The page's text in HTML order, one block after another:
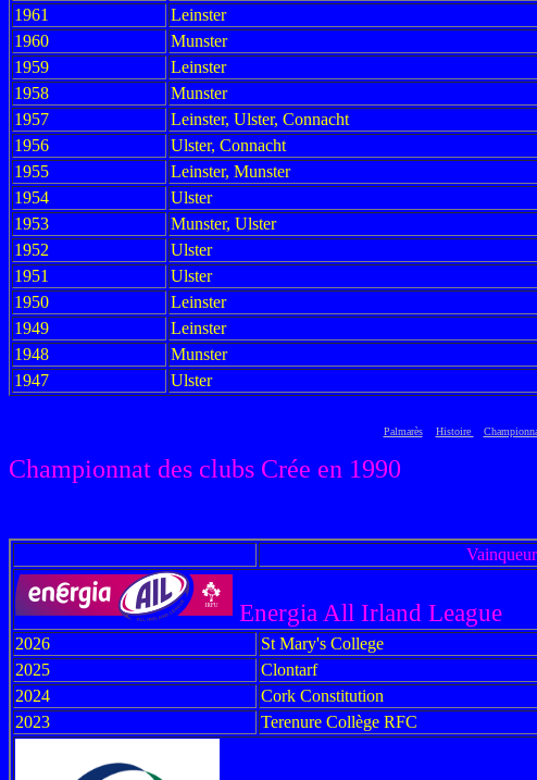
1961
Leinster
1960
Munster
1959
Leinster
1958
Munster
1957
Leinster, Ulster, Connacht
1956
Ulster, Connacht
1955
Leinster, Munster
1954
Ulster
1953
Munster, Ulster
1952
Ulster
1951
Ulster
1950
Leinster
1949
Leinster
1948
Munster
1947
Ulster
Palmarès
Histoire
Championnat des clubs Crée en 1990
Vainqueur
Energia All Irland League
2026 St Mary's College
2025
Clontarf
2024
Cork Constitution
2023
Terenure Collège RFC